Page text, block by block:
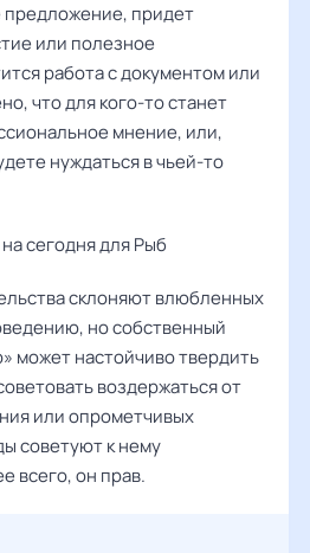
предложение, придет
или полезное
работа с документом или
что для кого-то станет
мнение, или,
нуждаться в чьей-то
сегодня для Рыб
склоняют влюбленных
но собственный
может настойчиво твердить
воздержаться от
или опрометчивых
советуют к нему
всего, он прав.